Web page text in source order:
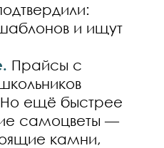
и ищут
Прайсы с
ещё быстрее
самоцветы —
камни,